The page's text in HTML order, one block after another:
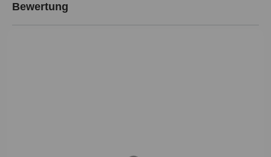
Bewertung